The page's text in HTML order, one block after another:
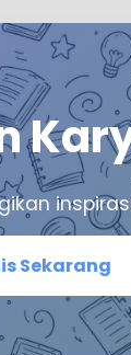
Sekarang